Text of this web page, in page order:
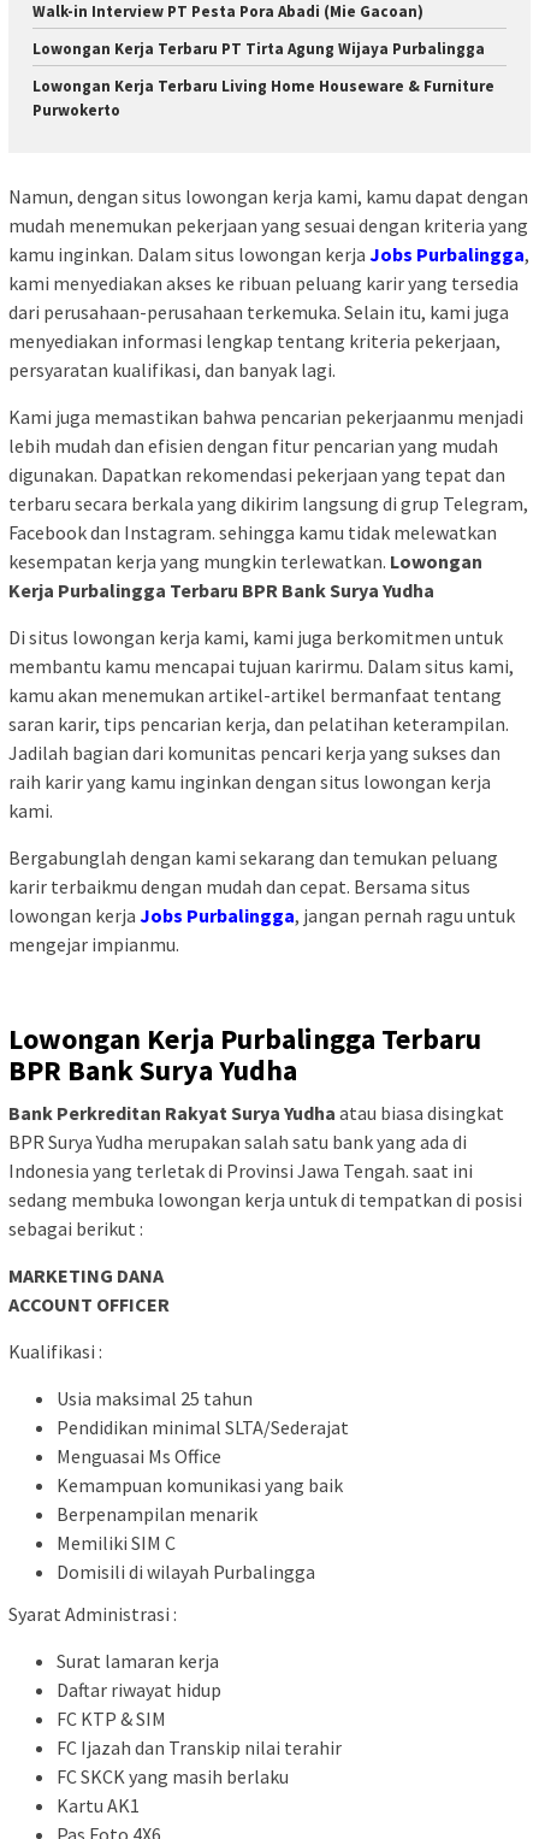
Walk-in Interview PT Pesta Pora Abadi (Mie Gacoan)
Lowongan Kerja Terbaru PT Tirta Agung Wijaya Purbalingga
Lowongan Kerja Terbaru Living Home Houseware & Furniture
Purwokerto
Namun, dengan situs lowongan kerja kami, kamu dapat dengan
mudah menemukan pekerjaan yang sesuai dengan kriteria yang
kamu inginkan. Dalam situs lowongan kerja Jobs Purbalingga,
kami menyediakan akses ke ribuan peluang karir yang tersedia
dari perusahaan-perusahaan terkemuka. Selain itu, kami juga
menyediakan informasi lengkap tentang kriteria pekerjaan,
persyaratan kualifikasi, dan banyak lagi.
Kami juga memastikan bahwa pencarian pekerjaanmu menjadi
lebih mudah dan efisien dengan fitur pencarian yang mudah
digunakan. Dapatkan rekomendasi pekerjaan yang tepat dan
terbaru secara berkala yang dikirim langsung di grup Telegram,
Facebook dan Instagram. sehingga kamu tidak melewatkan
kesempatan kerja yang mungkin terlewatkan. Lowongan
Kerja Purbalingga Terbaru BPR Bank Surya Yudha
Di situs lowongan kerja kami, kami juga berkomitmen untuk
membantu kamu mencapai tujuan karirmu. Dalam situs kami,
kamu akan menemukan artikel-artikel bermanfaat tentang
saran karir, tips pencarian kerja, dan pelatihan keterampilan.
Jadilah bagian dari komunitas pencari kerja yang sukses dan
raih karir yang kamu inginkan dengan situs lowongan kerja
kami.
Bergabunglah dengan kami sekarang dan temukan peluang
karir terbaikmu dengan mudah dan cepat. Bersama situs
lowongan kerja Jobs Purbalingga, jangan pernah ragu untuk
mengejar impianmu.
Lowongan Kerja Purbalingga Terbaru
BPR Bank Surya Yudha
Bank Perkreditan Rakyat Surya Yudha atau biasa disingkat
BPR Surya Yudha merupakan salah satu bank yang ada di
Indonesia yang terletak di Provinsi Jawa Tengah. saat ini
sedang membuka lowongan kerja untuk di tempatkan di posisi
sebagai berikut :
MARKETING DANA
ACCOUNT OFFICER
Kualifikasi :
Usia maksimal 25 tahun
Pendidikan minimal SLTA/Sederajat
Menguasai Ms Office
Kemampuan komunikasi yang baik
Berpenampilan menarik
Memiliki SIM C
Domisili di wilayah Purbalingga
Syarat Administrasi :
Surat lamaran kerja
Daftar riwayat hidup
FC KTP & SIM
FC Ijazah dan Transkip nilai terahir
FC SKCK yang masih berlaku
Kartu AK1